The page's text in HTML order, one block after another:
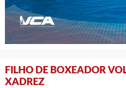
FILHO DE BOXEADOR
XADREZ